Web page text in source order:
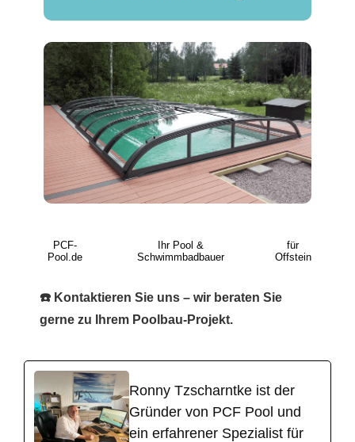
PCF-
Pool.de
Ihr Pool &
Schwimmbadbauer
für
Offstein
☎️ Kontaktieren Sie uns – wir beraten Sie
gerne zu Ihrem Poolbau-Projekt.
Ronny Tzscharntke ist der
Gründer von PCF Pool und
ein erfahrener Spezialist für